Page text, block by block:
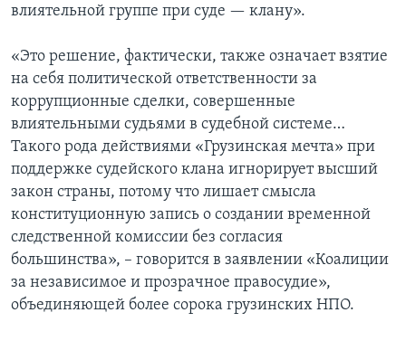
влиятельной группе при суде — клану».
«Это решение, фактически, также означает взятие
на себя политической ответственности за
коррупционные сделки, совершенные
влиятельными судьями в судебной системе…
Такого рода действиями «Грузинская мечта» при
поддержке судейского клана игнорирует высший
закон страны, потому что лишает смысла
конституционную запись о создании временной
следственной комиссии без согласия
большинства», – говорится в заявлении «Коалиции
за независимое и прозрачное правосудие»,
объединяющей более сорока грузинских НПО.